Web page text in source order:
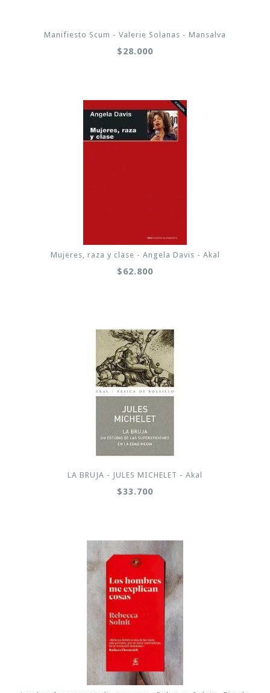
Manifiesto Scum - Valerie Solanas - Mansalva
$28.000
Mujeres, raza y clase - Angela Davis - Akal
$62.800
LA BRUJA - JULES MICHELET - Akal
$33.700